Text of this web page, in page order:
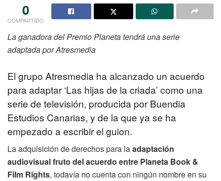
0
COMPARTIDO
La ganadora del Premio Planeta tendrá una serie
adaptada por Atresmedia
El grupo Atresmedia ha alcanzado un acuerdo
para adaptar ‘Las hijas de la criada’ como una
serie de televisión, producida por Buendia
Estudios Canarias, y de la que ya se ha
empezado a escribir el guion.
La adquisición de derechos para laadaptación
audiovisual fruto del acuerdo entre Planeta Book &
Film Rights, todavía no cuenta con ningún nombre en su